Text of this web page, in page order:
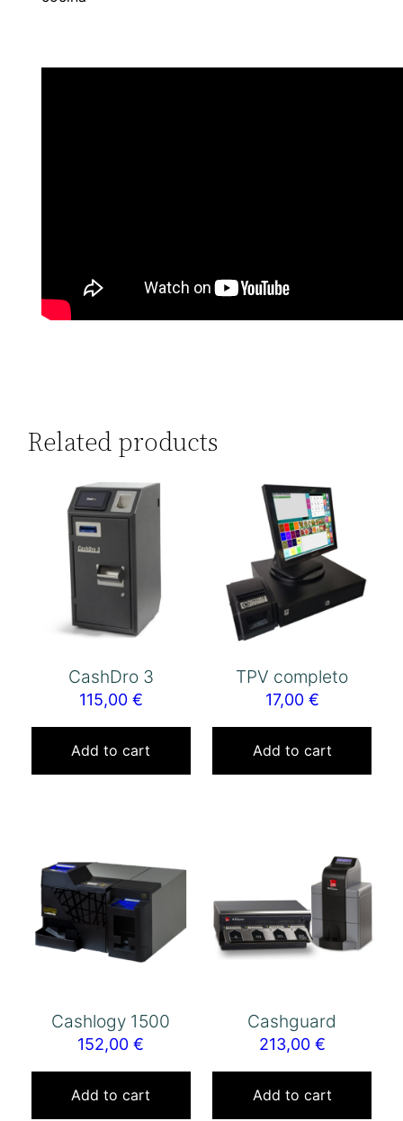
Related products
CashDro 3
115,00 €
Add to cart
TPV completo
17,00 €
Add to cart
Cashlogy 1500
152,00€
Add to cart
Cashguard
213,00 €
Add to cart